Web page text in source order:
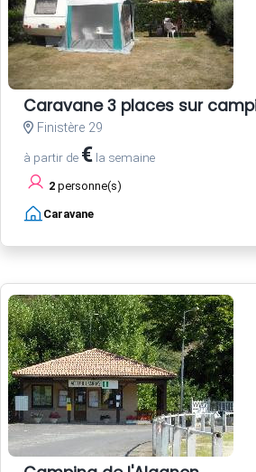
Caravane 3 places sur
Finistère 29
à partir de € la semaine
2 personne(s)
Caravane